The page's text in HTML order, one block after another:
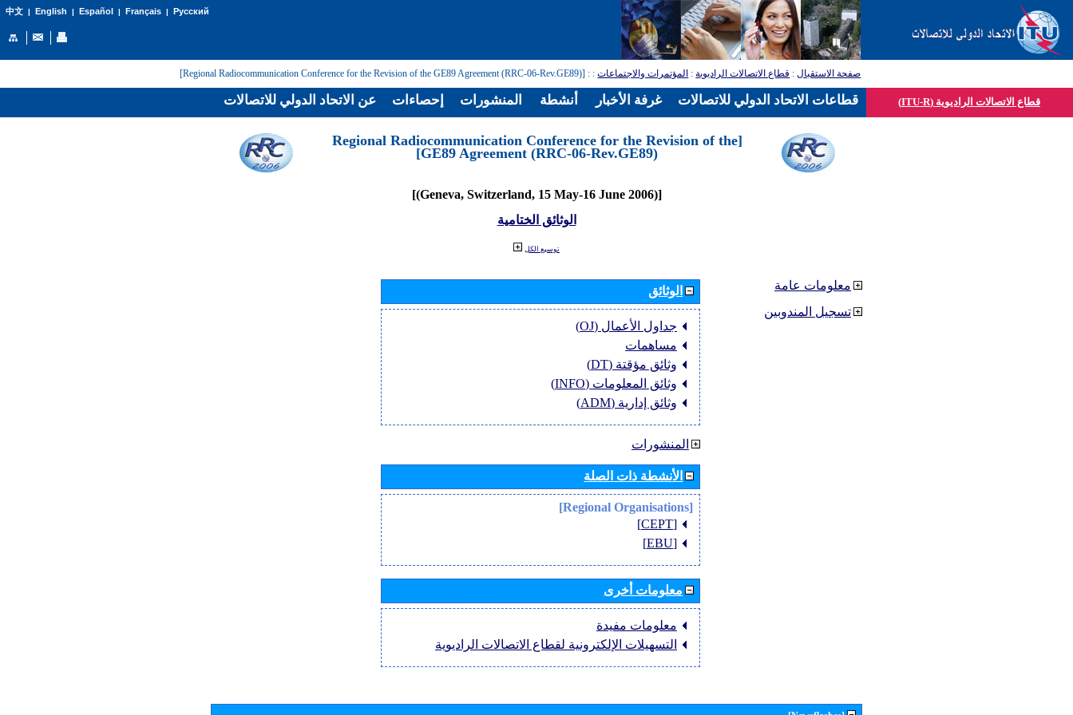
中文| English | Español | Français| Русский
صفحة الاستقبال: قطاع الاتصالات الراديوية: المؤتمرات والاجتماعات:
: [Regional Radiocommunication Conference for the Revision of the GE89 Agreement (RRC-06-Rev.GE89)]
قطاع الاتصالات الراديوية (ITU-R)
[Regional Radiocommunication Conference for the Revision of the
GE89 Agreement (RRC-06-Rev.GE89)]
[(Geneva, Switzerland, 15 May-16 June 2006)]
الوثائق الختامية
توسيع الكل
الوثائق
جداول الأعمال (OJ)
مساهمات
وثائق مؤقتة (DT)
وثائق المعلومات (INFO)
وثائق إدارية (ADM)
المنشورات
الأنشطة ذات الصلة
[Regional Organisations]
[CEPT]
[EBU]
معلومات أخرى
معلومات مفيدة
التسهيلات الإلكترونية لقطاع الاتصالات الراديوية
معلومات عامة
تسجيل المندوبين
عن الاتحاد الدولي للاتصالات إحصاءات المنشورات أنشطة غرفة الأخبار قطاعات الاتحاد الدولي للاتصالات